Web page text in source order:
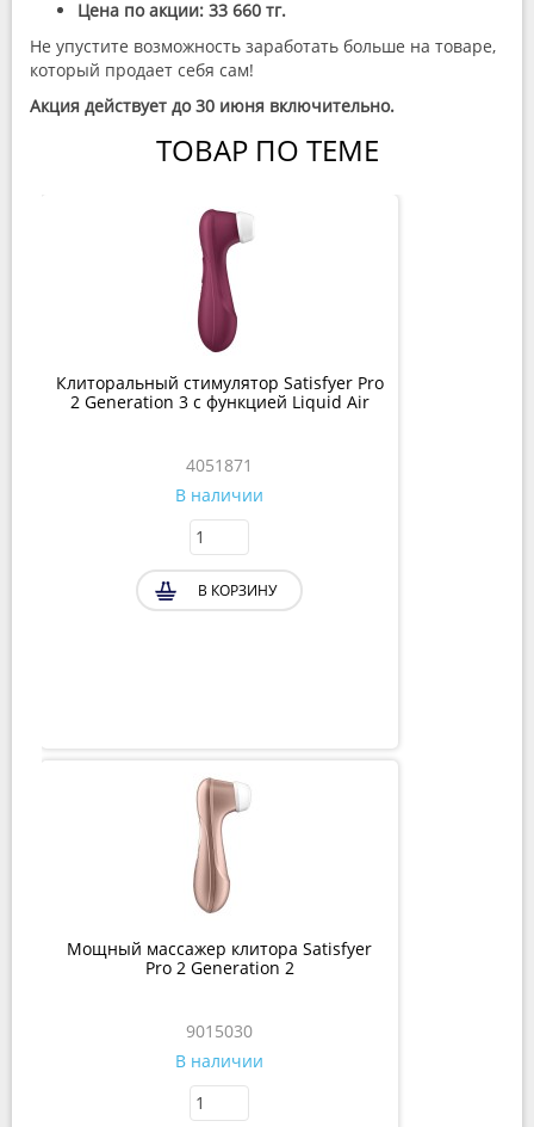
Цена по акции: 33 660 тг.
Не упустите возможность заработать больше на товаре,
который продает себя сам!
Акция действует до 30 июня включительно.
ТОВАР ПО ТЕМЕ
Клиторальный стимулятор Satisfyer Pro
2 Generation 3 с функцией Liquid Air
4051871
В наличии
В КОРЗИНУ
Мощный массажер клитора Satisfyer
Pro 2 Generation 2
9015030
В наличии